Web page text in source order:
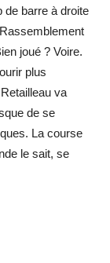
de barre à droite
joué ? Voire.
plus
va
de se
La course
le sait, se